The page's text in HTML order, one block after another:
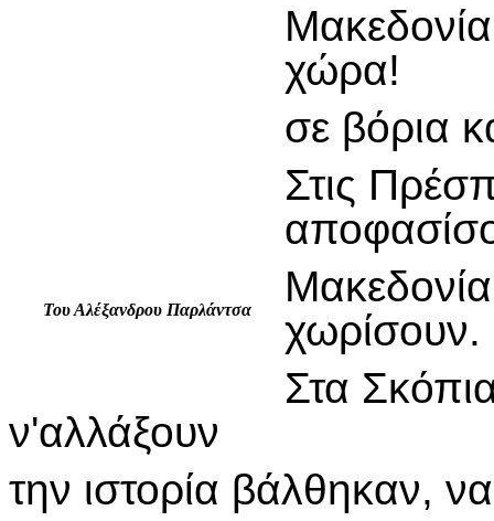
ΤουΑλέξανδρου Παρλάντσα
χώρα!
σε βόρια
Στις
χωρίσουν.
Στα
ν'αλλάξουν
την ιστορία βάλθηκαν,